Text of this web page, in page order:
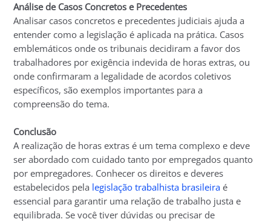
Análise de Casos Concretos e Precedentes
Analisar casos concretos e precedentes judiciais ajuda a
entender como a legislação é aplicada na prática. Casos
emblemáticos onde os tribunais decidiram a favor dos
trabalhadores por exigência indevida de horas extras, ou
onde confirmaram a legalidade de acordos coletivos
específicos, são exemplos importantes para a
compreensão do tema.
Conclusão
A realização de horas extras é um tema complexo e deve
ser abordado com cuidado tanto por empregados quanto
por empregadores. Conhecer os direitos e deveres
estabelecidos pela legislação trabalhista brasileira é
essencial para garantir uma relação de trabalho justa e
equilibrada. Se você tiver dúvidas ou precisar de